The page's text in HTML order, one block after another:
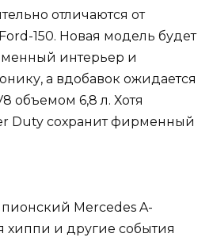
отличаются от
150. Новая модель будет
интерьер и
а вдобавок ожидается
объемом 6,8 л. Хотя
Duty сохранит фирменный